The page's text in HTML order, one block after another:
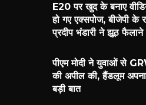
E20 पर खुद के बनाए
हो गए एक्सपोज, बीजेपी के
प्रदीप भंडारी ने झूठ
पीएम मोदी ने युवाओं से
की अपील की, हैंडलूम
बड़ी बात